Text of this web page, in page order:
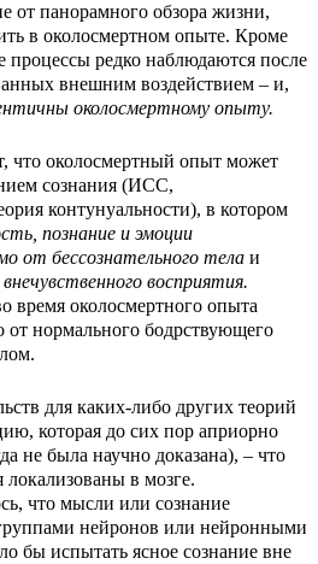
от панорамного обзора жизни,
в околосмертном опыте. Кроме
редко наблюдаются после
внешним воздействием – и,
околосмертному опыту.
что околосмертный опыт может
сознания (ИСС,
контунуальности), в котором
познание и эмоции
от бессознательного тела и
внечувственного восприятия.
время околосмертного опыта
от нормального бодрствующего
для каких-либо других теорий
которая до сих пор априорно
не была научно доказана), – что
в мозге.
что мысли или сознание
нейронов или нейронными
бы испытать ясное сознание вне